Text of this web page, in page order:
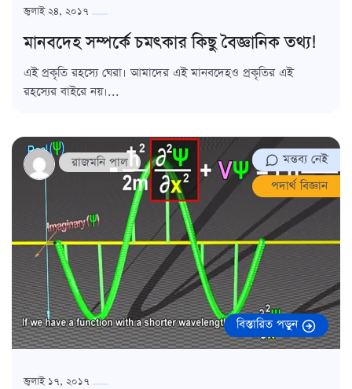
জুলাই ২৪, ২০১৭
মানবদেহ সম্পর্কে চমৎকার কিছু বৈজ্ঞানিক তথ্য!
এই প্রকৃতি রহস্যে ঘেরা। আমাদের এই মানবদেহও প্রকৃতির এই
রহস্যের বাইরে নয়।...
রাজমনি পাল
মন্তব্য নেই
পদার্থ বিজ্ঞান
বিস্তারিত পড়ুন
জুলাই ১৭, ২০১৭